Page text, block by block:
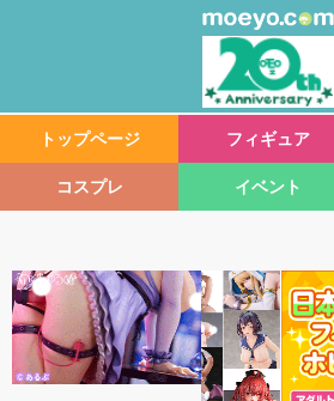
トップページ フィギュア
コスプレ イベント